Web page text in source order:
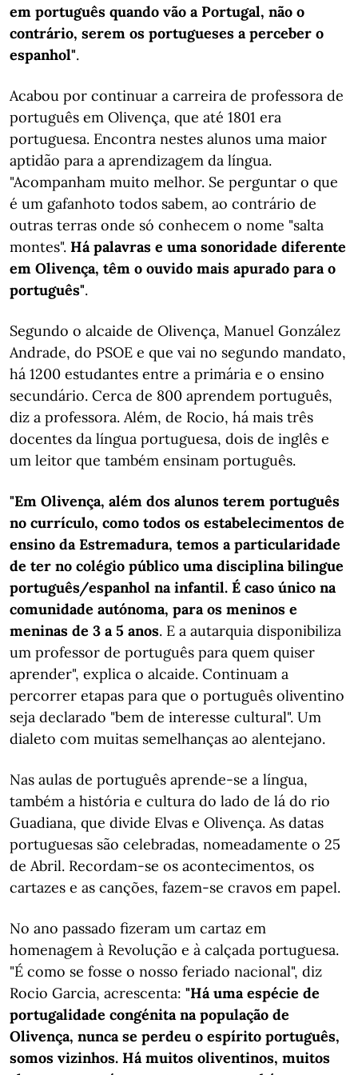
em português quando vão a Portugal, não o
contrário, serem os portugueses a perceber o
espanhol".
Acabou por continuar a carreira de professora de
português em Olivença, que até 1801 era
portuguesa. Encontra nestes alunos uma maior
aptidão para a aprendizagem da língua.
"Acompanham muito melhor. Se perguntar o que
é um gafanhoto todos sabem, ao contrário de
outras terras onde só conhecem o nome "salta
montes". Há palavras e uma sonoridade diferente
em Olivença, têm o ouvido mais apurado para o
português".
Segundo o alcaide de Olivença, Manuel González
Andrade, do PSOE e que vai no segundo mandato,
há 1200 estudantes entre a primária e o ensino
secundário. Cerca de 800 aprendem português,
diz a professora. Além, de Rocio, há mais três
docentes da língua portuguesa, dois de inglês e
um leitor que também ensinam português.
"Em Olivença, além dos alunos terem português
no currículo, como todos os estabelecimentos de
ensino da Estremadura, temos a particularidade
de ter no colégio público uma disciplina bilingue
português/espanhol na infantil. É caso único na
comunidade autónoma, para os meninos e
meninas de 3 a 5 anos. E a autarquia disponibiliza
um professor de português para quem quiser
aprender", explica o alcaide. Continuam a
percorrer etapas para que o português oliventino
seja declarado "bem de interesse cultural". Um
dialeto com muitas semelhanças ao alentejano.
Nas aulas de português aprende-se a língua,
também a história e cultura do lado de lá do rio
Guadiana, que divide Elvas e Olivença. As datas
portuguesas são celebradas, nomeadamente o 25
de Abril. Recordam-se os acontecimentos, os
cartazes e as canções, fazem-se cravos em papel.
No ano passado fizeram um cartaz em
homenagem à Revolução e à calçada portuguesa.
"É como se fosse o nosso feriado nacional", diz
Rocio Garcia, acrescenta: "Há uma espécie de
portugalidade congénita na população de
Olivença, nunca se perdeu o espírito português,
somos vizinhos. Há muitos oliventinos, muitos